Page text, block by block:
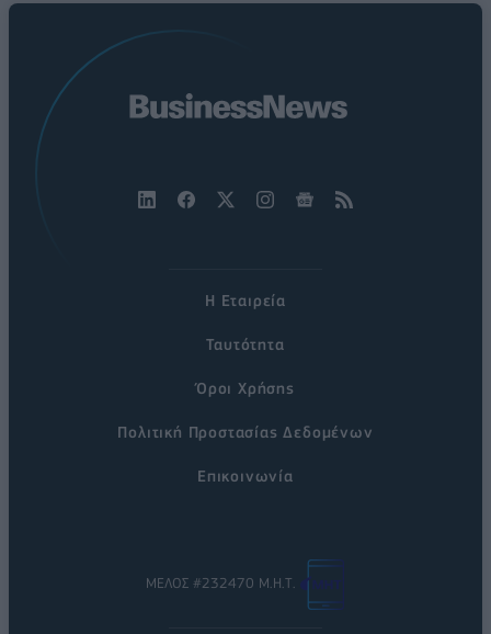
Η Εταιρεία
Ταυτότητα
Όροι Χρήσης
Πολιτική Προστασίας Δεδομένων
Επικοινωνία
ΜΕΛΟΣ #232470 Μ.Η.Τ.